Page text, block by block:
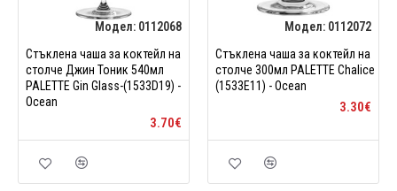
Модел: 0112068
Стъклена чаша за коктейл на
столче Джин Тоник 540мл
PALETTE Gin Glass-(1533D19) -
Ocean
3.70€
Модел: 0112072
Стъклена чаша за коктейл на
столче 300мл PALETTE Chalice
(1533E11) - Ocean
3.30€